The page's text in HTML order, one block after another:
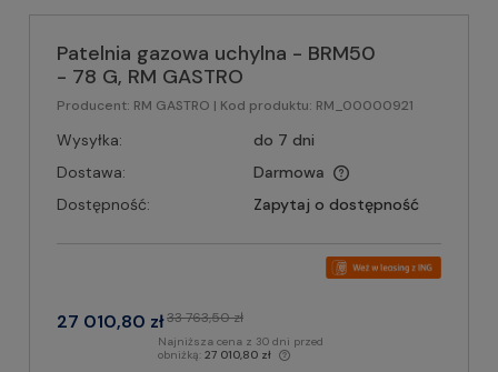
Patelnia gazowa uchylna - BRM50
- 78 G, RM GASTRO
Producent: RM GASTRO | Kod produktu: RM_00000921
Wysyłka:
do 7 dni
Dostawa:
Darmowa
Dostępność:
Zapytaj o dostępność
27 010,80 zł33 763,50 zł
Najniższa cena z 30 dni przed
obniżką: 27 010,80 zł